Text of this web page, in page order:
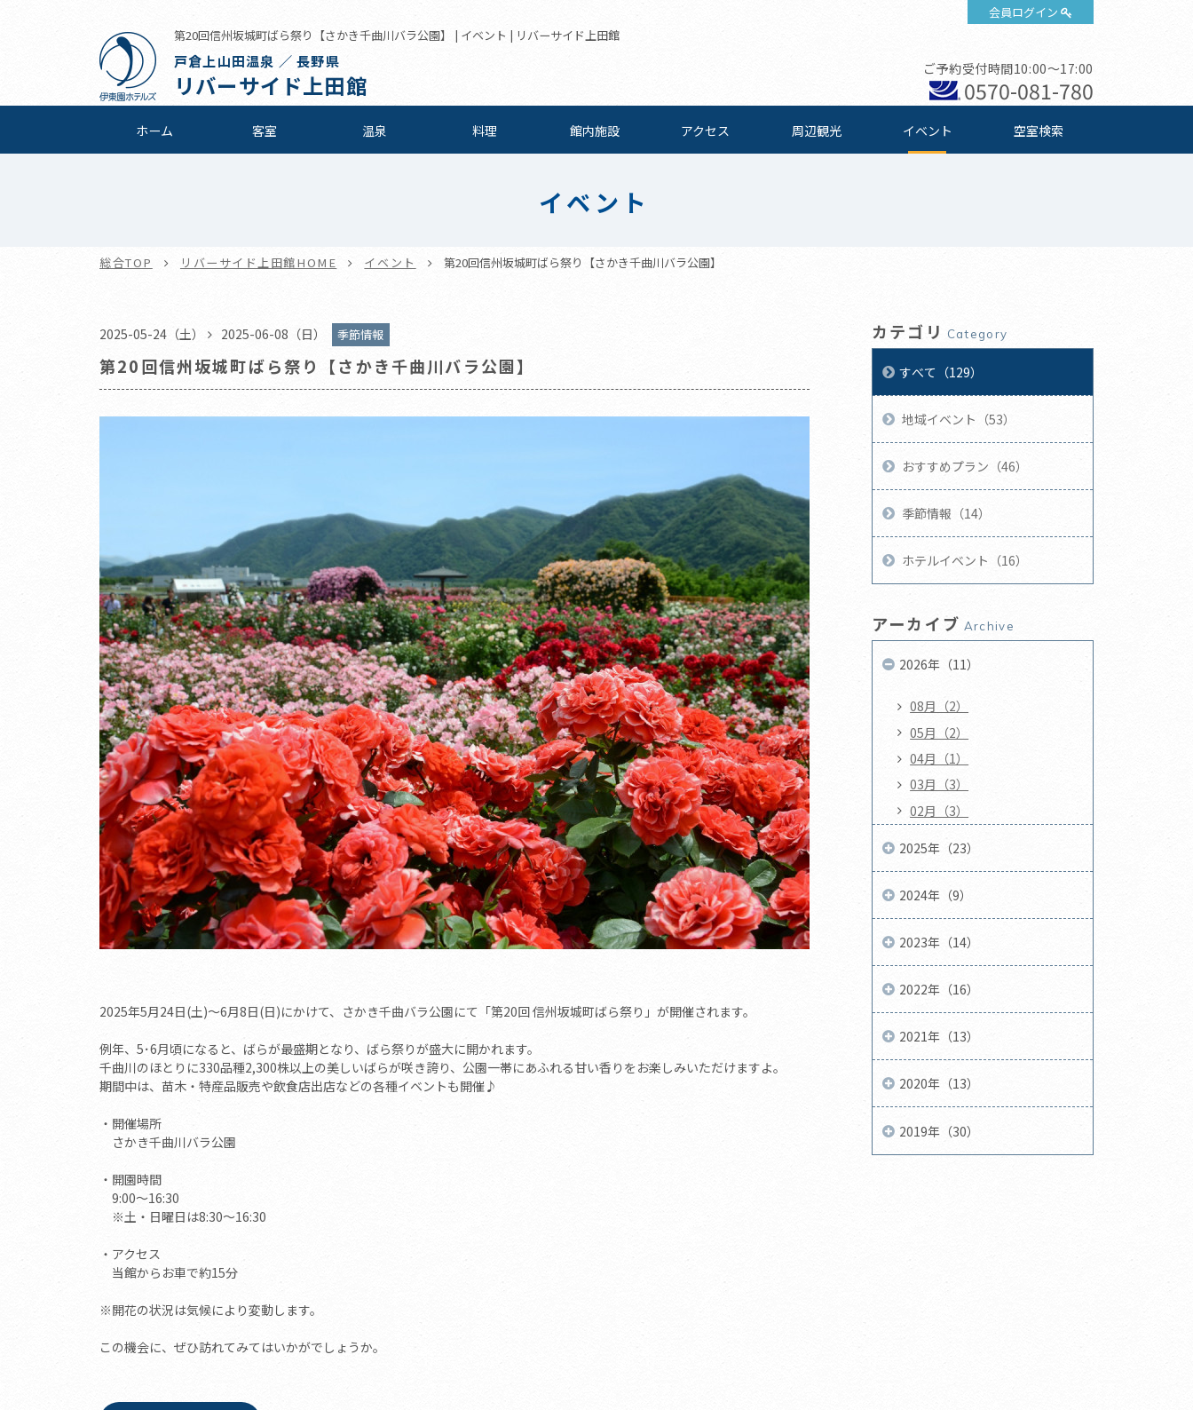
会員ログイン
第20回信州坂城町ばら祭り【さかき千曲川バラ公園】 | イベント | リバーサイド上田館
戸倉上山田温泉 ／ 長野県
リバーサイド上田館
ご予約受付時間10:00～17:00
0570-081-780
ホーム 客室 温泉 料理 館内施設 アクセス 周辺観光 イベント 空室検索
イベント
総合TOP リバーサイド上田館HOME イベント 第20回信州坂城町ばら祭り【さかき千曲川バラ公園】
2025-05-24（土） 2025-06-08（日） 季節情報
第20回信州坂城町ばら祭り【さかき千曲川バラ公園】
2025年5月24日(土)～6月8日(日)にかけて、さかき千曲バラ公園にて「第20回 信州坂城町ばら祭り」が開催されます。
例年、5･6月頃になると、ばらが最盛期となり、ばら祭りが盛大に開かれます。
千曲川のほとりに330品種2,300株以上の美しいばらが咲き誇り、公園一帯にあふれる甘い香りをお楽しみいただけますよ。
期間中は、苗木・特産品販売や飲食店出店などの各種イベントも開催♪
・開催場所
さかき千曲川バラ公園
・開園時間
9:00～16:30
※土・日曜日は8:30～16:30
・アクセス
当館からお車で約15分
※開花の状況は気候により変動します。
この機会に、ぜひ訪れてみてはいかがでしょうか。
カテゴリ Category
すべて（129）
地域イベント（53）
おすすめプラン（46）
季節情報（14）
ホテルイベント（16）
アーカイブ Archive
2026年（11）
08月（2）
05月（2）
04月（1）
03月（3）
02月（3）
2025年（23）
2024年（9）
2023年（14）
2022年（16）
2021年（13）
2020年（13）
2019年（30）